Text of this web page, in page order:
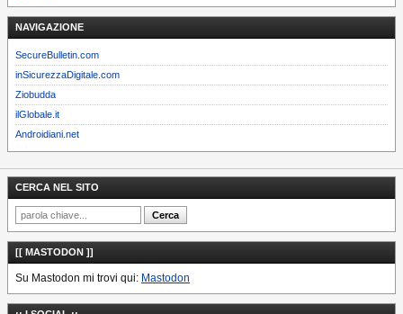
NAVIGAZIONE
SecureBulletin.com
inSicurezzaDigitale.com
Ziobudda
ilGlobale.it
Androidiani.net
CERCA NEL SITO
[[ MASTODON ]]
Su Mastodon mi trovi qui: Mastodon